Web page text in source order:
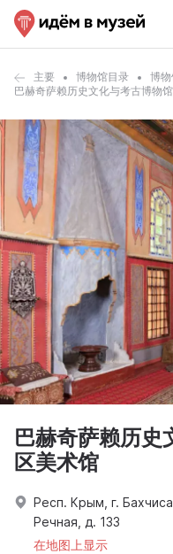
主要 博物馆目录
博
巴赫奇萨赖历史文化与考古博物
巴赫奇萨赖历史
区美术馆
Респ. Крым, г.
Речная, д. 133
在地图上显示